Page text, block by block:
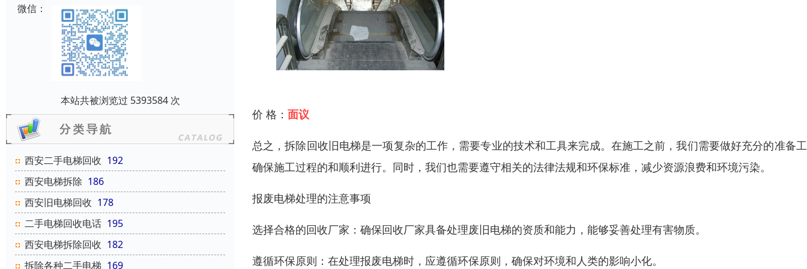
微信：
本站共被浏览过 5393584 次
西安二手电梯回收 192
西安电梯拆除 186
西安旧电梯回收 178
二手电梯回收电话 195
西安电梯拆除回收 182
拆除各种二手电梯 169
价 格： 面议
总之，拆除回收旧电梯是一项复杂的工作，需要专业的技术和工具来完成。在施工之前，我们需要做好充分的准备
确保施工过程的和顺利进行。同时，我们也需要遵守相关的法律法规和环保标准，减少资源浪费和环境污染。
报废电梯处理的注意事项
选择合格的回收厂家：确保回收厂家具备处理废旧电梯的资质和能力，能够妥善处理有害物质。
遵循环保原则：在处理报废电梯时，应遵循环保原则，确保对环境和人类的影响小化。